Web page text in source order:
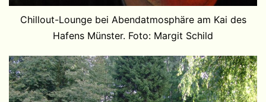
Chillout-Lounge bei Abendatmosphäre am Kai des
Hafens Münster. Foto: Margit Schild